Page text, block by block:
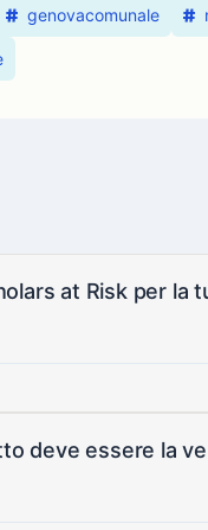
genovacomunale
at Risk per la
deve essere la